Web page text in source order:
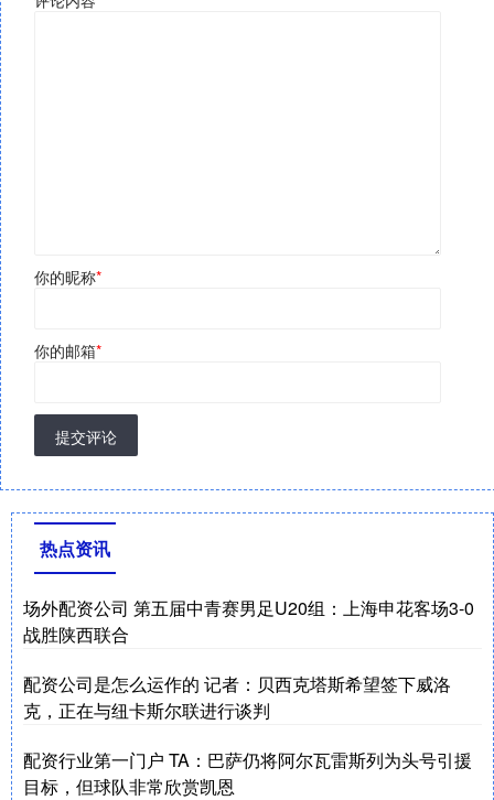
你的昵称*
你的邮箱*
提交评论
热点资讯
场外配资公司 第五届中青赛男足U20组：上海申花客场3-0
战胜陕西联合
配资公司是怎么运作的 记者：贝西克塔斯希望签下威洛
克，正在与纽卡斯尔联进行谈判
配资行业第一门户 TA：巴萨仍将阿尔瓦雷斯列为头号引援
目标，但球队非常欣赏凯恩